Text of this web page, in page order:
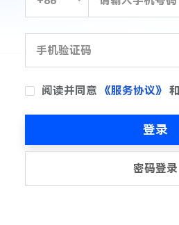
阅读并同意 《服务协议》 和
登录
密码登录